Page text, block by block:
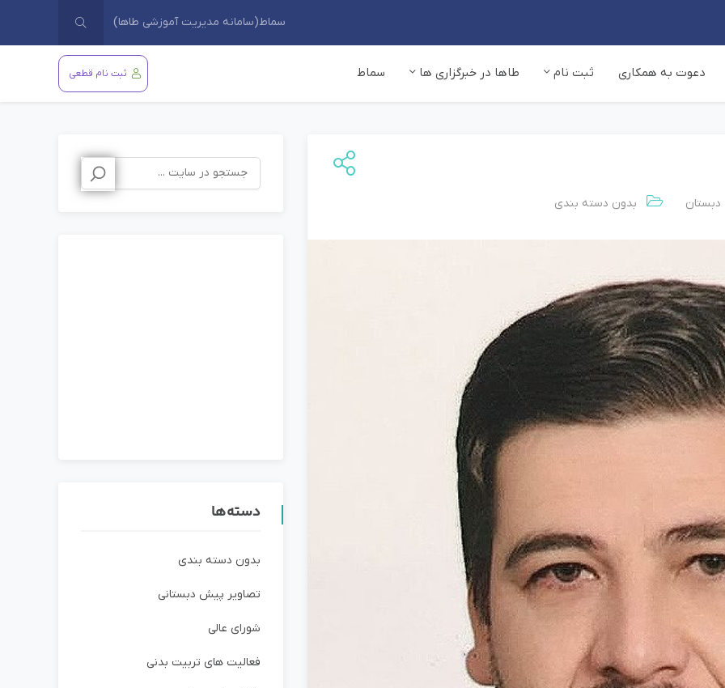
سماط(سامانه مدیریت آموزشی طاها)
دعوت به همکاری ثبت نام طاها در خبرگزاری ها سماط ثبت نام قطعی
دبستان بدون دسته بندی
دسته‌ها
بدون دسته بندی
تصاویر پیش دبستانی
شورای عالی
فعالیت های تربیت بدنی